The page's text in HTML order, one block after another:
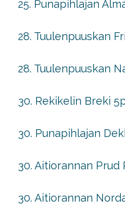
25. Punapihlajan
28. Tuulenpuuskan
28. Tuulenpuuskan
30. Rekikelin Breki
30. Punapihlajan
30. Aitiorannan Prud
30. Aitiorannan